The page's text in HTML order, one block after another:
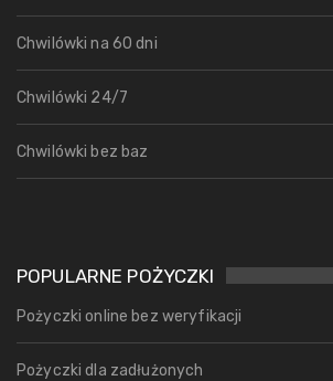
Chwilówki na 60 dni
Chwilówki 24/7
Chwilówki bez baz
POPULARNE POŻYCZKI
Pożyczki online bez weryfikacji
Pożyczki dla zadłużonych